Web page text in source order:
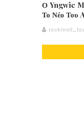
Ο Yngwie
Το Νέο Του